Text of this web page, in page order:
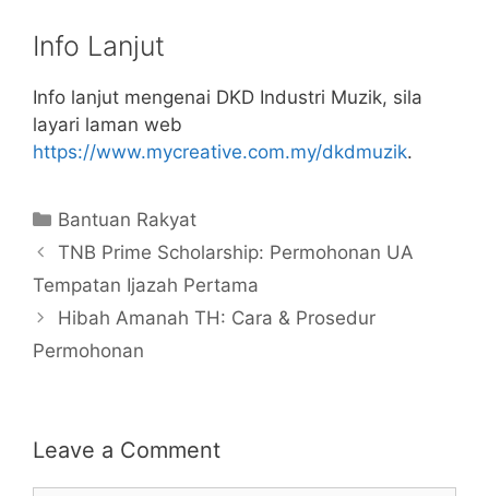
Info Lanjut
Info lanjut mengenai DKD Industri Muzik, sila
layari laman web
https://www.mycreative.com.my/dkdmuzik.
Categories
Bantuan Rakyat
TNB Prime Scholarship: Permohonan UA
Tempatan Ijazah Pertama
Hibah Amanah TH: Cara & Prosedur
Permohonan
Leave a Comment